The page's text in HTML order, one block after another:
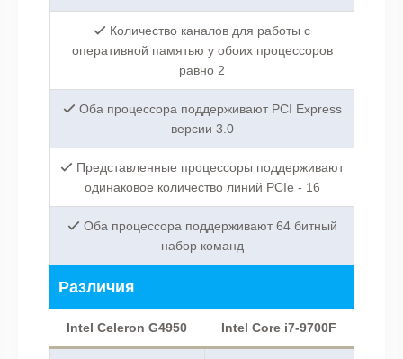
Количество каналов для работы с
оперативной памятью у обоих процессоров
равно 2
Оба процессора поддерживают PCI Express
версии 3.0
Представленные процессоры поддерживают
одинаковое количество линий PCIe - 16
Оба процессора поддерживают 64 битный
набор команд
Различия
Intel Celeron G4950 Intel Core i7-9700F